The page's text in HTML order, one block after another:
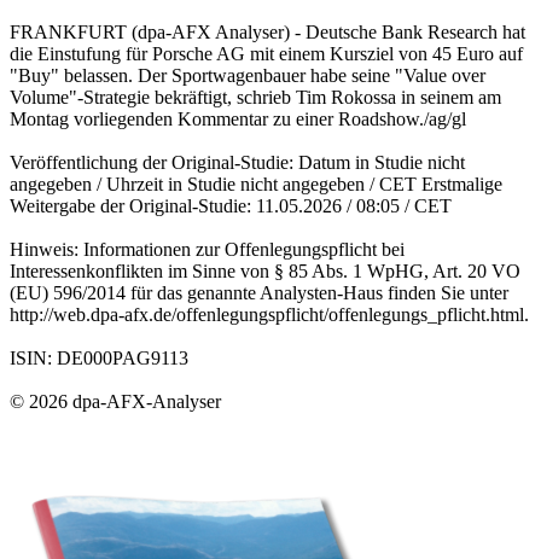
FRANKFURT (dpa-AFX Analyser) - Deutsche Bank Research hat
die Einstufung für Porsche AG mit einem Kursziel von 45 Euro auf
"Buy" belassen. Der Sportwagenbauer habe seine "Value over
Volume"-Strategie bekräftigt, schrieb Tim Rokossa in seinem am
Montag vorliegenden Kommentar zu einer Roadshow./ag/gl
Veröffentlichung der Original-Studie: Datum in Studie nicht
angegeben / Uhrzeit in Studie nicht angegeben / CET Erstmalige
Weitergabe der Original-Studie: 11.05.2026 / 08:05 / CET
Hinweis: Informationen zur Offenlegungspflicht bei
Interessenkonflikten im Sinne von § 85 Abs. 1 WpHG, Art. 20 VO
(EU) 596/2014 für das genannte Analysten-Haus finden Sie unter
http://web.dpa-afx.de/offenlegungspflicht/offenlegungs_pflicht.html.
ISIN: DE000PAG9113
© 2026 dpa-AFX-Analyser